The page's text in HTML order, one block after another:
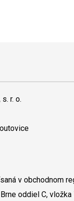
r. o.
v obchodnom
oddiel C, vložka